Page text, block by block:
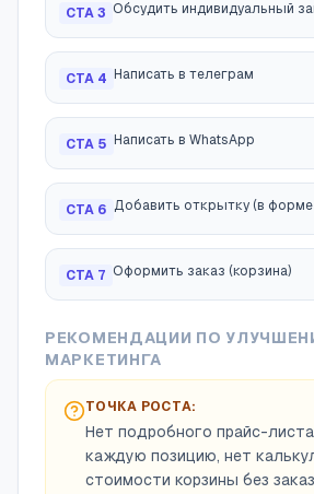
CTA 3 Обсудить индивидуальный
CTA 4 Написать в телеграм
CTA 5 Написать в WhatsApp
CTA 6 Добавить открытку (в форме
CTA 7 Оформить заказ (корзина)
РЕКОМЕНДАЦИИ ПО
МАРКЕТИНГА
ТОЧКА РОСТА:
Нет подробного прайс-
каждую позицию, нет
стоимости корзины без